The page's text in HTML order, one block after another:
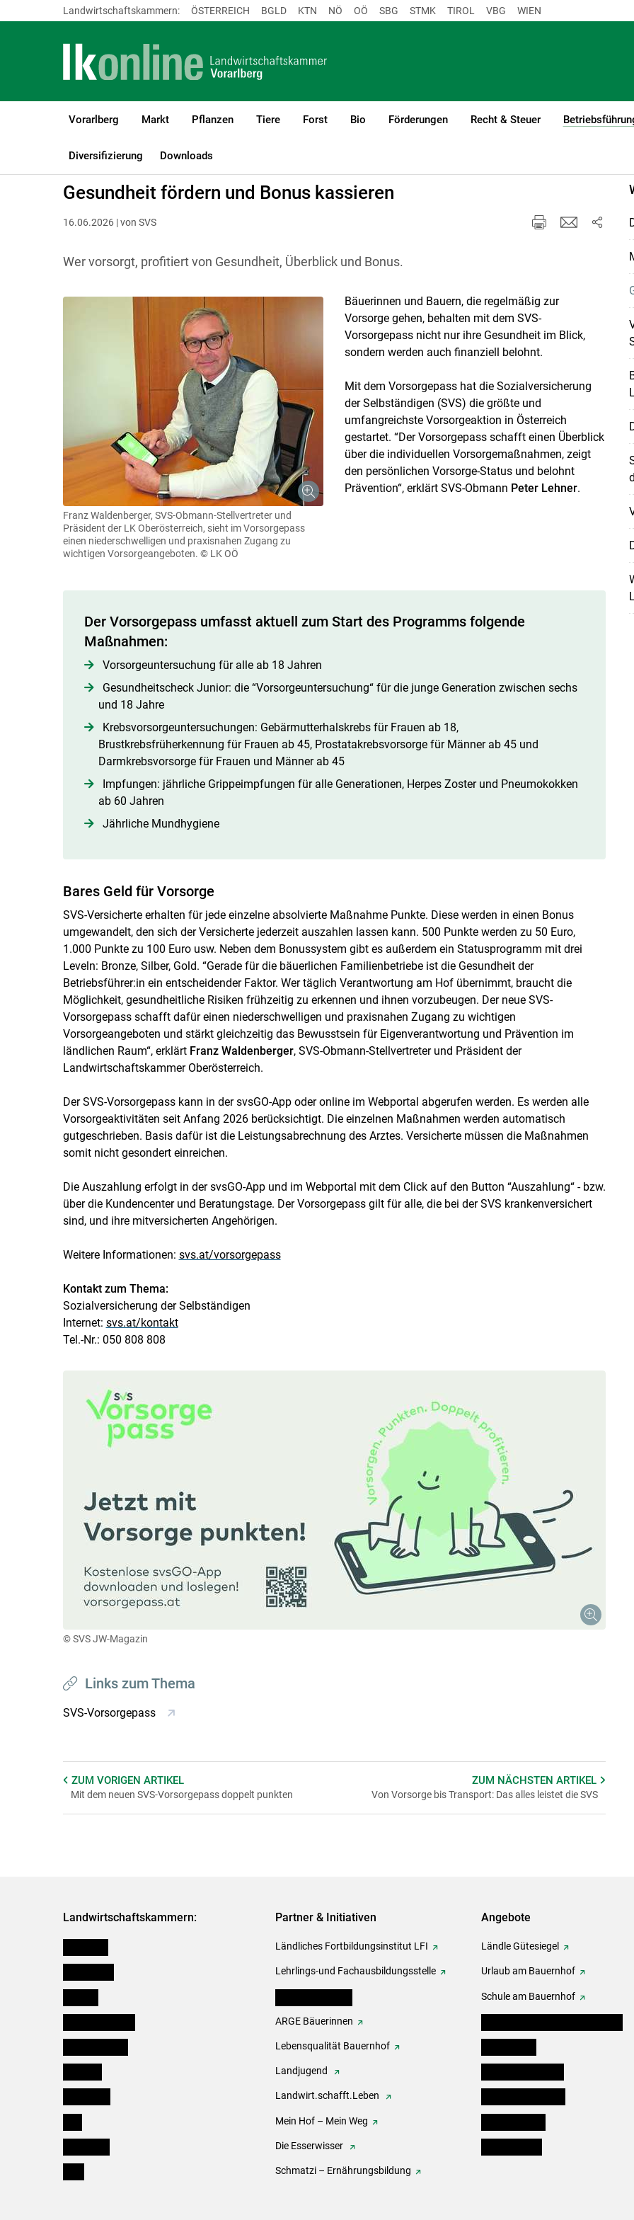
Skip to main content
Landwirtschaftskammern: ÖSTERREICH BGLD KTN NÖ OÖ SBG STMK TIROL VBG WIEN
Vorarlberg Markt Pflanzen Tiere Forst Bio Förderungen Recht & Steuer
Diversifizierung Downloads
LK Vorarlberg Betriebsführung Lebensqualität und Zeitmanagement
Gesundheit fördern und Bonus kassieren
16.06.2026 | von SVS
Wer vorsorgt, profitiert von Gesundheit, Überblick und Bonus.
Franz Waldenberger, SVS-Obmann-Stellvertreter und
Präsident der LK Oberösterreich, sieht im Vorsorgepass
einen niederschwelligen und praxisnahen Zugang zu
wichtigen Vorsorgeangeboten. © LK OÖ
Bäuerinnen und Bauern, die regelmäßig zur
Vorsorge gehen, behalten mit dem SVS-
Vorsorgepass nicht nur ihre Gesundheit im Blick,
sondern werden auch finanziell belohnt.
Mit dem Vorsorgepass hat die Sozialversicherung
der Selbständigen (SVS) die größte und
umfangreichste Vorsorgeaktion in Österreich
gestartet. “Der Vorsorgepass schafft einen Überblick
über die individuellen Vorsorgemaßnahmen, zeigt
den persönlichen Vorsorge-Status und belohnt
Prävention“, erklärt SVS-Obmann Peter Lehner.
Der Vorsorgepass umfasst aktuell zum Start des Programms folgende
Maßnahmen:
Vorsorgeuntersuchung für alle ab 18 Jahren
Gesundheitscheck Junior: die “Vorsorgeuntersuchung“ für die junge Generation zwischen sechs
und 18 Jahre
Krebsvorsorgeuntersuchungen: Gebärmutterhalskrebs für Frauen ab 18,
Brustkrebsfrüherkennung für Frauen ab 45, Prostatakrebsvorsorge für Männer ab 45 und
Darmkrebsvorsorge für Frauen und Männer ab 45
Impfungen: jährliche Grippeimpfungen für alle Generationen, Herpes Zoster und Pneumokokken
ab 60 Jahren
Jährliche Mundhygiene
Bares Geld für Vorsorge
SVS-Versicherte erhalten für jede einzelne absolvierte Maßnahme Punkte. Diese werden in einen Bonus
umgewandelt, den sich der Versicherte jederzeit auszahlen lassen kann. 500 Punkte werden zu 50 Euro,
1.000 Punkte zu 100 Euro usw. Neben dem Bonussystem gibt es außerdem ein Statusprogramm mit drei
Leveln: Bronze, Silber, Gold. “Gerade für die bäuerlichen Familienbetriebe ist die Gesundheit der
Betriebsführer:in ein entscheidender Faktor. Wer täglich Verantwortung am Hof übernimmt, braucht die
Möglichkeit, gesundheitliche Risiken frühzeitig zu erkennen und ihnen vorzubeugen. Der neue SVS-
Vorsorgepass schafft dafür einen niederschwelligen und praxisnahen Zugang zu wichtigen
Vorsorgeangeboten und stärkt gleichzeitig das Bewusstsein für Eigenverantwortung und Prävention im
ländlichen Raum“, erklärt Franz Waldenberger, SVS-Obmann-Stellvertreter und Präsident der
Landwirtschaftskammer Oberösterreich.
Der SVS-Vorsorgepass kann in der svsGO-App oder online im Webportal abgerufen werden. Es werden alle
Vorsorgeaktivitäten seit Anfang 2026 berücksichtigt. Die einzelnen Maßnahmen werden automatisch
gutgeschrieben. Basis dafür ist die Leistungsabrechnung des Arztes. Versicherte müssen die Maßnahmen
somit nicht gesondert einreichen.
Die Auszahlung erfolgt in der svsGO-App und im Webportal mit dem Click auf den Button “Auszahlung“ - bzw.
über die Kundencenter und Beratungstage. Der Vorsorgepass gilt für alle, die bei der SVS krankenversichert
sind, und ihre mitversicherten Angehörigen.
Weitere Informationen: svs.at/vorsorgepass
Kontakt zum Thema:
Sozialversicherung der Selbständigen
Internet: svs.at/kontakt
Tel.-Nr.: 050 808 808
© SVS JW-Magazin
Links zum Thema
SVS-Vorsorgepass
ZUM VORIGEN ARTIKEL
Mit dem neuen SVS-Vorsorgepass doppelt punkten
ZUM NÄCHSTENARTIKEL
Von Vorsorge bis Transport: Das alles leistet die SVS
Landwirtschaftskammern: Partner & Initiativen
Ländliches Fortbildungsinstitut LFI
Lehrlings-und Fachausbildungsstelle
ARGE Bäuerinnen
Lebensqualität Bauernhof
Landjugend
Landwirt.schafft.Leben
Mein Hof – Mein Weg
Die Esserwisser
Schmatzi – Ernährungsbildung
Angebote
Ländle Gütesiegel
Urlaub am Bauernhof
Schule am Bauernhof